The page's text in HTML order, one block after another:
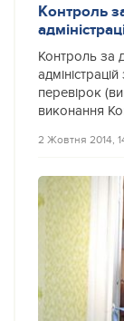
Контроль
Контроль за
перевірок
виконання
2 Жовтня 2014,